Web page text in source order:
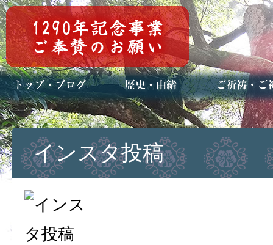
トップページ
ブログ(日々八百万)
お知らせ一覧 歴史・ご祭神
年中行事
メディア掲載 ご祈祷・ご祈
安産祈願
初宮参り
七五三詣
長寿のお祝い
神前結婚式
厄祓い・方位
車のお祓い
地鎮祭
神葬祭（神式
インスタ投稿